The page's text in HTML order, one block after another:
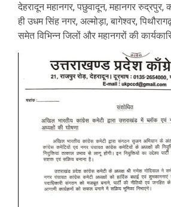
देहरादून महानगर, पछुवादून, महानगर रुद्रपुर,
ही उधम सिंह नगर, अल्मोड़ा, बागेश्वर,
समेत विभिन्न जिलों और महानगरों की